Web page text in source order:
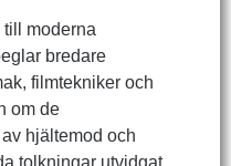
till moderna
bredare
filmtekniker och
om de
hjältemod och